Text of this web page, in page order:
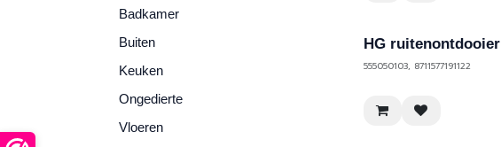
Badkamer
Buiten
Keuken
Ongedierte
Vloeren
HG ruitenontdooier
555050103, 8711577191122